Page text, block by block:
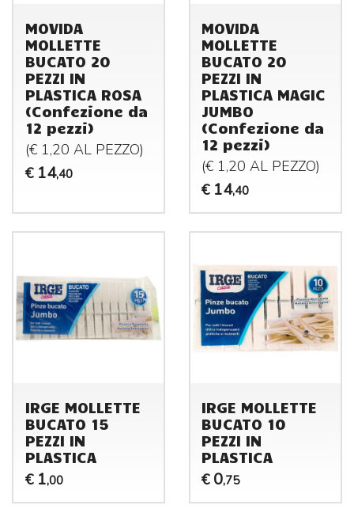
MOVIDA
MOLLETTE
BUCATO 20
PEZZI IN
PLASTICA ROSA
(Confezione da
12 pezzi)
(€ 1,20 AL PEZZO)
€ 14,40
MOVIDA
MOLLETTE
BUCATO 20
PEZZI IN
PLASTICA MAGIC
JUMBO
(Confezione da
12 pezzi)
(€ 1,20 AL PEZZO)
€ 14,40
IRGE MOLLETTE
BUCATO 15
PEZZI IN
PLASTICA
€ 1,00
IRGE MOLLETTE
BUCATO 10
PEZZI IN
PLASTICA
€ 0,75